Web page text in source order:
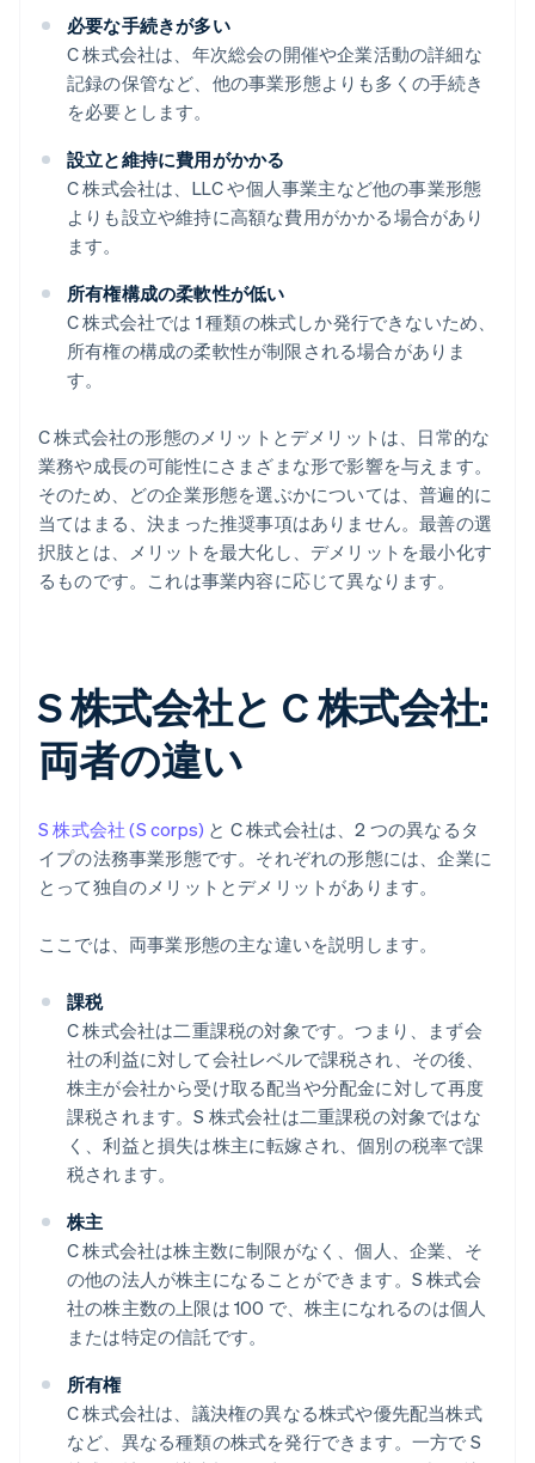
必要な手続きが多い
C 株式会社は、年次総会の開催や企業活動の詳細な
記録の保管など、他の事業形態よりも多くの手続き
を必要とします。
設立と維持に費用がかかる
C 株式会社は、LLC や個人事業主など他の事業形態
よりも設立や維持に高額な費用がかかる場合があり
ます。
所有権構成の柔軟性が低い
C 株式会社では 1 種類の株式しか発行できないため、
所有権の構成の柔軟性が制限される場合がありま
す。
C 株式会社の形態のメリットとデメリットは、日常的な
業務や成長の可能性にさまざまな形で影響を与えます。
そのため、どの企業形態を選ぶかについては、普遍的に
当てはまる、決まった推奨事項はありません。最善の選
択肢とは、メリットを最大化し、デメリットを最小化す
るものです。これは事業内容に応じて異なります。
S 株式会社と C 株式会社:
両者の違い
S 株式会社 (S corps) と C 株式会社は、2 つの異なるタ
イプの法務事業形態です。それぞれの形態には、企業に
とって独自のメリットとデメリットがあります。
ここでは、両事業形態の主な違いを説明します。
課税
C 株式会社は二重課税の対象です。つまり、まず会
社の利益に対して会社レベルで課税され、その後、
株主が会社から受け取る配当や分配金に対して再度
課税されます。S 株式会社は二重課税の対象ではな
く、利益と損失は株主に転嫁され、個別の税率で課
税されます。
株主
C 株式会社は株主数に制限がなく、個人、企業、そ
の他の法人が株主になることができます。S 株式会
社の株主数の上限は 100 で、株主になれるのは個人
または特定の信託です。
所有権
C 株式会社は、議決権の異なる株式や優先配当株式
など、異なる種類の株式を発行できます。一方で S